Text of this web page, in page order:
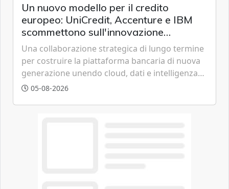
Un nuovo modello per il credito
europeo: UniCredit, Accenture e IBM
scommettono sull'innovazione
tecnologica
Una collaborazione strategica di lungo termine
per costruire la piattaforma bancaria di nuova
generazione unendo cloud, dati e intelligenza
artificiale.
05-08-2026